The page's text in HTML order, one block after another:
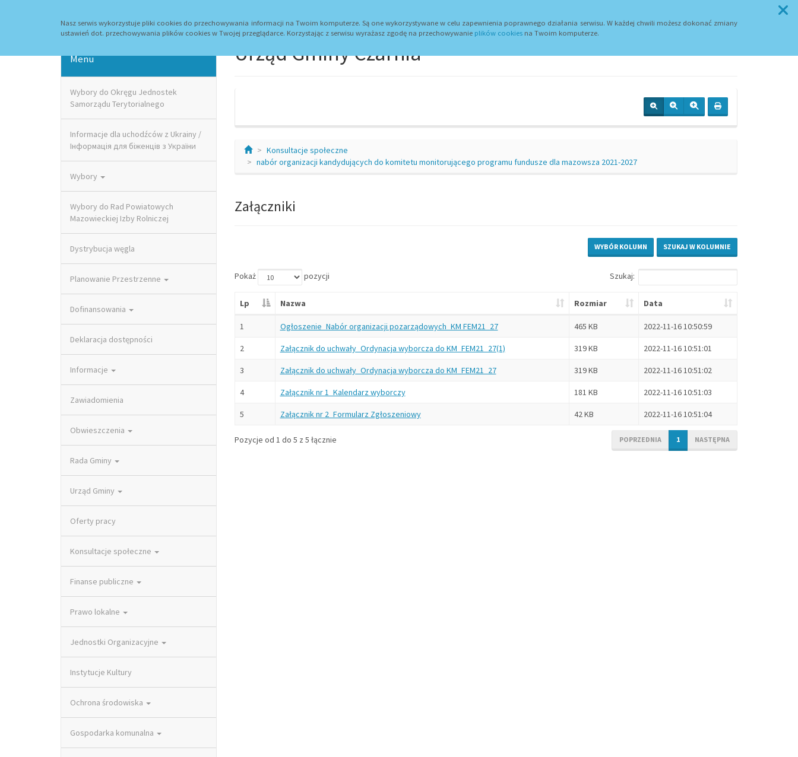
Nasz serwis wykorzystuje pliki cookies do przechowywania informacji na Twoim komputerze. Są one wykorzystywane w celu zapewnienia poprawnego działania serwisu. W każdej chwili możesz dokonać zmiany
ustawień dot. przechowywania plików cookies w Twojej przeglądarce. Korzystając z serwisu wyrażasz zgodę na przechowywanie plików cookies na Twoim komputerze.
Menu
Wybory do Okręgu Jednostek
Samorządu Terytorialnego
Informacje dla uchodźców z Ukrainy /
Інформація для біженців з України
Wybory
Wybory do Rad Powiatowych
Mazowieckiej Izby Rolniczej
Dystrybucja węgla
Planowanie Przestrzenne
Dofinansowania
Deklaracja dostępności
Informacje
Zawiadomienia
Obwieszczenia
Rada Gminy
Urząd Gminy
Oferty pracy
Konsultacje społeczne
Finanse publiczne
Prawo lokalne
Jednostki Organizacyjne
Instytucje Kultury
Ochrona środowiska
Gospodarka komunalna
Urząd Gminy Czarnia
Konsultacje społeczne
nabór organizacji kandydujących do komitetu monitorującego programu fundusze dla mazowsza 2021-2027
Załączniki
SZUKAJ W KOLUMNIE
WYBÓR KOLUMN
Pokaż pozycji Szukaj:
Lp Nazwa Rozmiar Data
1 Ogłoszenie_Nabór organizacji pozarządowych_KM FEM21_27 465 KB 2022-11-16 10:50:59
2 Załącznik do uchwały_Ordynacja wyborcza do KM_FEM21_27(1) 319 KB 2022-11-16 10:51:01
3 Załącznik do uchwały_Ordynacja wyborcza do KM_FEM21_27 319 KB 2022-11-16 10:51:02
4 Załącznik nr 1_Kalendarz wyborczy 181 KB 2022-11-16 10:51:03
5 Załącznik nr 2_Formularz Zgłoszeniowy 42 KB 2022-11-16 10:51:04
Pozycje od 1 do 5 z 5 łącznie POPRZEDNIA 1 NASTĘPNA